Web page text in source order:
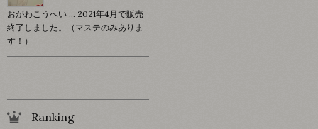
おがわこうへい … 2021年4月で販売
終了しました。（マステのみありま
す！）
Ranking